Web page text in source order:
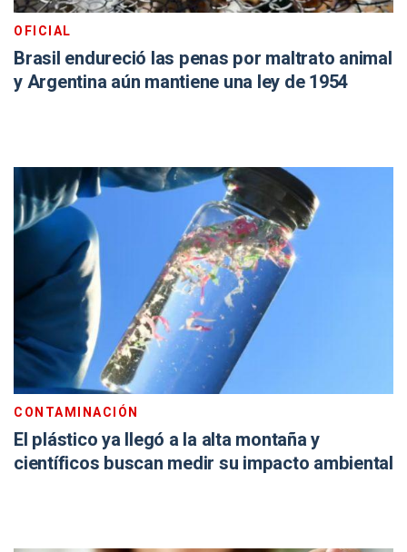
OFICIAL
Brasil endureció las penas por maltrato animal
y Argentina aún mantiene una ley de 1954
CONTAMINACIÓN
El plástico ya llegó a la alta montaña y
científicos buscan medir su impacto ambiental